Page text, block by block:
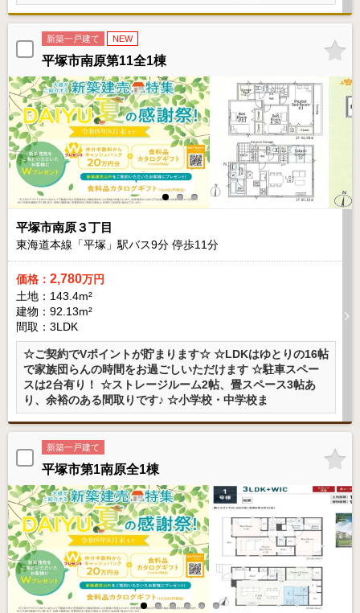
新築一戸建て NEW
平塚市南原第11全1棟
平塚市南原３丁目
東海道本線「平塚」駅バス9分 停歩11分
価格： 2,780万円
土地：143.4m²
建物：92.13m²
間取：3LDK
☆ご契約でVポイントが貯まります☆ ☆LDKはゆとりの16帖
で家族団らんの時間をお過ごしいただけます ☆駐車スペー
スは2台有り！ ☆ストレージルーム2帖、畳スペース3帖あ
り、余裕のある間取りです♪ ☆小学校・中学校ま
新築一戸建て
平塚市第1南原全1棟